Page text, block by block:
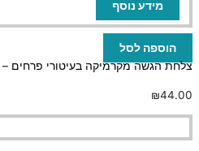
מידע נוסף
הוספה לסל
צלחת הגשה מקרמיקה בעיטורי פרחים – 27.5 ס"מ
₪44.00